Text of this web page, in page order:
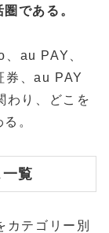
である。
au PAY、
券、au PAY
わり、どこを
。
覧
カテゴリー別